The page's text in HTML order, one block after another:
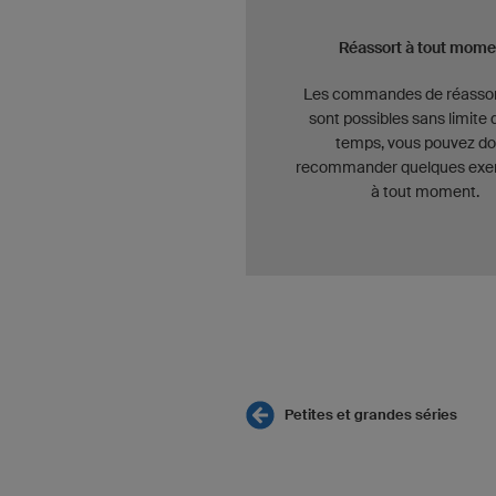
Réassort à tout
Les commandes de
sont possibles sans limite
temps, vous pouvez
recommander quelques
à tout moment.
Petites et grandes séries